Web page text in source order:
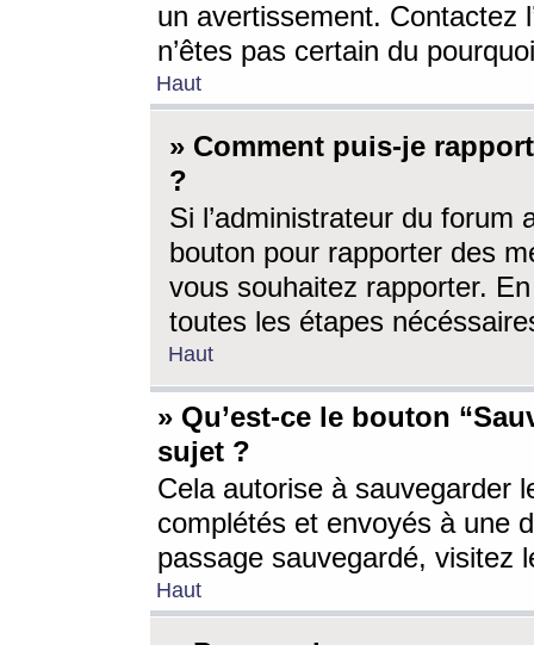
un avertissement. Contactez
n’êtes pas certain du
Haut
» Comment puis-je
?
Si l’administrateur du forum
bouton pour rapporter des
vous souhaitez rapporter.
toutes les étapes
Haut
» Qu’est-ce le bouton
sujet ?
Cela autorise à sauvegarder
complétés et envoyés à une
passage sauvegardé, visitez
Haut